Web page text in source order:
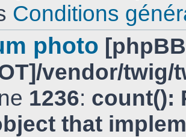
Conditions
photo
vendor/
1236: count():
that